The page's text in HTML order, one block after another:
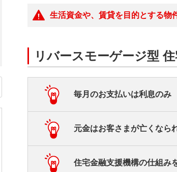
生活資金や、賃貸を目的とする物
リバースモーゲージ型
毎月のお支払いは利息のみ
月々のお支払は利息のみとなるた
毎月の支払の負担が少ないので、
元金はお客さまが亡くなら
元金はお借入さまが亡くなられた
住宅金融支援機構の仕組み